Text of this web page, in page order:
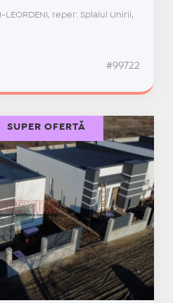
reper: Splaiul Unirii,
#99722
SUPER OFERTĂ